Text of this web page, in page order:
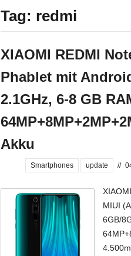
Tag: redmi
XIAOMI REDMI
Phablet mit
2.1GHz, 6-8 GB
Akku
Smartphones update //
MIUI
6GB/